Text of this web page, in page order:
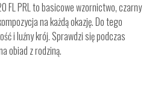
FL PRL to basicowe wzornictwo, czarny
na każdą okazję. Do tego
i luźny krój. Sprawdzi się podczas
obiad z rodziną.